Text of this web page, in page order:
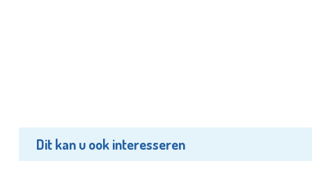
Dit kan u ook interesseren